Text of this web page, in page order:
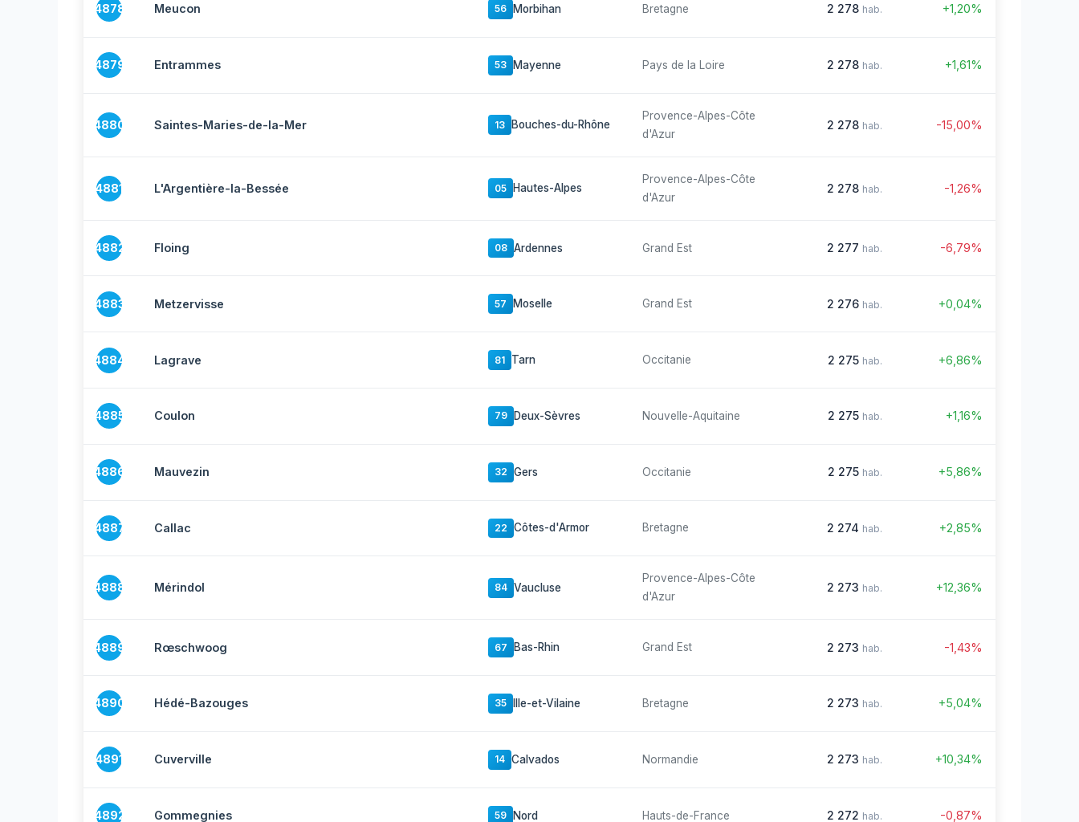
4878 Meucon 56 Morbihan Bretagne 2 278 hab. +1,20%
4879 Entrammes 53 Mayenne Pays de la Loire 2 278 hab. +1,61%
4880 Saintes-Maries-de-la-Mer 13 Bouches-du-Rhône
Provence-Alpes-Côte
d'Azur
2 278 hab. -15,00%
4881 L'Argentière-la-Bessée 05 Hautes-Alpes
Provence-Alpes-Côte
d'Azur
2 278 hab. -1,26%
4882 Floing 08 Ardennes Grand Est 2 277 hab. -6,79%
4883 Metzervisse 57 Moselle Grand Est 2 276 hab. +0,04%
4884 Lagrave 81 Tarn Occitanie 2 275 hab. +6,86%
4885 Coulon 79 Deux-Sèvres Nouvelle-Aquitaine 2 275 hab. +1,16%
4886 Mauvezin 32 Gers Occitanie 2 275 hab. +5,86%
4887 Callac 22 Côtes-d'Armor Bretagne 2 274 hab. +2,85%
4888 Mérindol 84 Vaucluse
Provence-Alpes-Côte
d'Azur
2 273 hab. +12,36%
4889 Rœschwoog 67 Bas-Rhin Grand Est 2 273 hab. -1,43%
4890 Hédé-Bazouges 35 Ille-et-Vilaine Bretagne 2 273 hab. +5,04%
4891 Cuverville 14 Calvados Normandie 2 273 hab. +10,34%
4892 Gommegnies 59 Nord Hauts-de-France 2 272 hab. -0,87%